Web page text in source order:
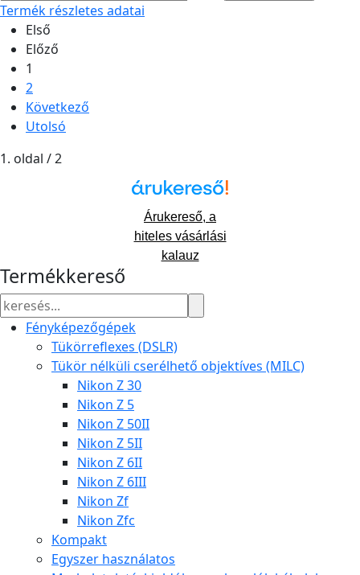
Termék részletes adatai
Első
Előző
1
2
Következő
Utolsó
1. oldal / 2
Árukereső, a
hiteles vásárlási
kalauz
Termékkereső
Fényképezőgépek
Tükörreflexes (DSLR)
Tükör nélküli cserélhető objektíves (MILC)
Nikon Z 30
Nikon Z 5
Nikon Z 50II
Nikon Z 5II
Nikon Z 6II
Nikon Z 6III
Nikon Zf
Nikon Zfc
Kompakt
Egyszer használatos